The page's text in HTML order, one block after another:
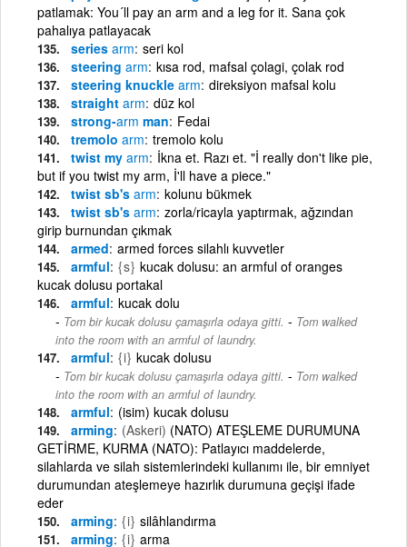
patlamak: You´ll pay an arm and a leg for it. Sana çok
pahalıya patlayacak
series arm seri kol
steering arm kısa rod, mafsal çolagi, çolak rod
steering knuckle arm direksiyon mafsal kolu
straight arm düz kol
strong-arm man Fedai
tremolo arm tremolo kolu
twist my arm İkna et. Razı et. "İ really don't like pie,
but if you twist my arm, İ'll have a piece."
twist sb's arm kolunu bükmek
twist sb's arm zorla/ricayla yaptırmak, ağzından
girip burnundan çıkmak
armed armed forces silahlı kuvvetler
armful {s} kucak dolusu: an armful of oranges
kucak dolusu portakal
armful kucak dolu
Tom bir kucak dolusu çamaşırla odaya gitti. - Tom walked
into the room with an armful of laundry.
armful {i} kucak dolusu
Tom bir kucak dolusu çamaşırla odaya gitti. - Tom walked
into the room with an armful of laundry.
armful (isim) kucak dolusu
arming (Askeri) (NATO) ATEŞLEME DURUMUNA
GETİRME, KURMA (NATO): Patlayıcı maddelerde,
silahlarda ve silah sistemlerindeki kullanımı ile, bir emniyet
durumundan ateşlemeye hazırlık durumuna geçişi ifade
eder
arming {i} silâhlandırma
arming {i} arma